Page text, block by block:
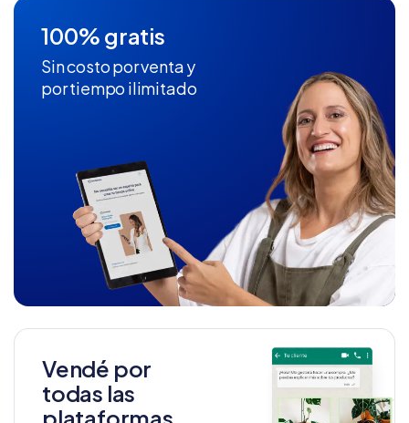
100% gratis
Sin costo por venta y
por tiempo ilimitado
Vendé por
todas las